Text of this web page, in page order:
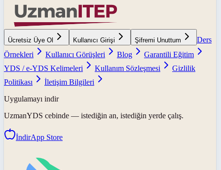
Ücretsiz Üye Ol Kullanıcı Girişi Şifremi Unuttum
Ders
Örnekleri
Kullanıcı Görüşleri Blog
Garantili Eğitim
YDS / e-YDS Kelimeleri
Kullanım Sözleşmesi
Gizlilik
Politikası
İletişim Bilgileri
Uygulamayı indir
UzmanYDS cebinde — istediğin an, istediğin yerde çalış.
İndirApp Store